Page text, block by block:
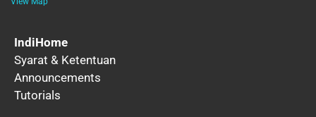
IndiHome
Syarat & Ketentuan
Announcements
Tutorials